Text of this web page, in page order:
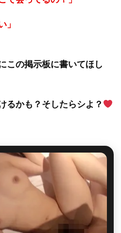
」
この掲示板に書いてほし
るかも？そしたらシよ？